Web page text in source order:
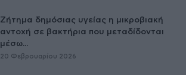
Ζήτημα δημόσιας υγείας η μικροβιακή
αντοχή σε βακτήρια που μεταδίδονται
μέσω...
20 Φεβρουαρίου 2026